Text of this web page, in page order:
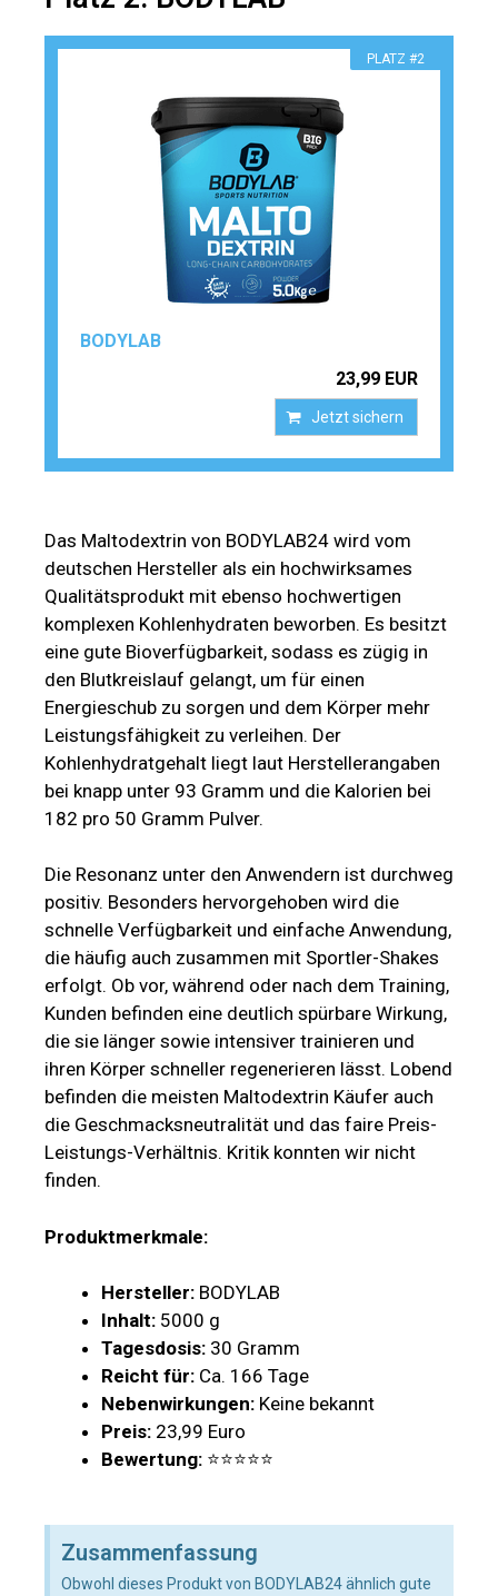
PLATZ #2
BODYLAB
23,99 EUR
Jetzt sichern
Das Maltodextrin von BODYLAB24 wird vom
deutschen Hersteller als ein hochwirksames
Qualitätsprodukt mit ebenso hochwertigen
komplexen Kohlenhydraten beworben. Es besitzt
eine gute Bioverfügbarkeit, sodass es zügig in
den Blutkreislauf gelangt, um für einen
Energieschub zu sorgen und dem Körper mehr
Leistungsfähigkeit zu verleihen. Der
Kohlenhydratgehalt liegt laut Herstellerangaben
bei knapp unter 93 Gramm und die Kalorien bei
182 pro 50 Gramm Pulver.
Die Resonanz unter den Anwendern ist durchweg
positiv. Besonders hervorgehoben wird die
schnelle Verfügbarkeit und einfache Anwendung,
die häufig auch zusammen mit Sportler-Shakes
erfolgt. Ob vor, während oder nach dem Training,
Kunden befinden eine deutlich spürbare Wirkung,
die sie länger sowie intensiver trainieren und
ihren Körper schneller regenerieren lässt. Lobend
befinden die meisten Maltodextrin Käufer auch
die Geschmacksneutralität und das faire Preis-
Leistungs-Verhältnis. Kritik konnten wir nicht
finden.
Produktmerkmale:
Hersteller: BODYLAB
Inhalt: 5000 g
Tagesdosis: 30 Gramm
Reicht für: Ca. 166 Tage
Nebenwirkungen: Keine bekannt
Preis: 23,99 Euro
Bewertung: ⭐⭐⭐⭐⭐
Zusammenfassung
Obwohl dieses Produkt von BODYLAB24 ähnlich gute